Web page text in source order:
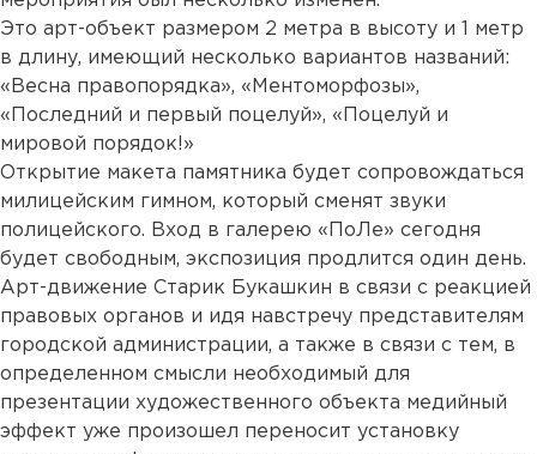
Это арт-объект размером 2 метра в высоту и 1 метр
в длину, имеющий несколько вариантов названий:
«Весна правопорядка», «Ментоморфозы»,
«Последний и первый поцелуй», «Поцелуй и
мировой порядок!»
Открытие макета памятника будет сопровождаться
милицейским гимном, который сменят звуки
полицейского. Вход в галерею «ПоЛе» сегодня
будет свободным, экспозиция продлится один день.
Арт-движение Старик Букашкин в связи с реакцией
правовых органов и идя навстречу представителям
городской администрации, а также в связи с тем, в
определенном смысли необходимый для
презентации художественного объекта медийный
эффект уже произошел переносит установку